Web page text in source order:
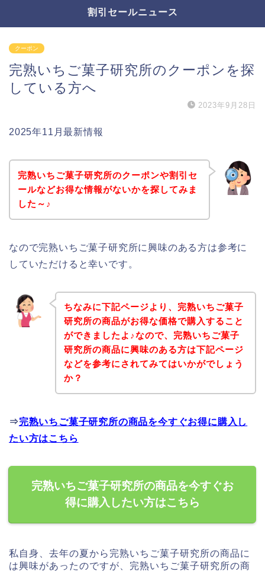
割引セールニュース
クーポン
完熟いちご菓子研究所のクーポンを探
している方へ
2023年9月28日
2025年11月最新情報
完熟いちご菓子研究所のクーポンや割引セ
ールなどお得な情報がないかを探してみま
した～♪
なので完熟いちご菓子研究所に興味のある方は参考に
していただけると幸いです。
ちなみに下記ページより、完熟いちご菓子
研究所の商品がお得な価格で購入すること
ができましたよ♪なので、完熟いちご菓子
研究所の商品に興味のある方は下記ページ
などを参考にされてみてはいかがでしょう
か？
⇒完熟いちご菓子研究所の商品を今すぐお得に購入し
たい方はこちら
完熟いちご菓子研究所の商品を今すぐお
得に購入したい方はこちら
私自身、去年の夏から完熟いちご菓子研究所の商品に
は興味があったのですが、完熟いちご菓子研究所の商